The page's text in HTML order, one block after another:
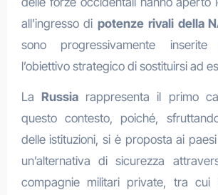
all’ingresso dipotenze rivali della
sono progressivamente inserite
l’obiettivo strategico di sostituirsi ad
La Russiarappresenta il primo
questo contesto, poiché,
delle istituzioni, si è proposta ai
un’alternativa di sicurezza
compagnie militari private, tra cui